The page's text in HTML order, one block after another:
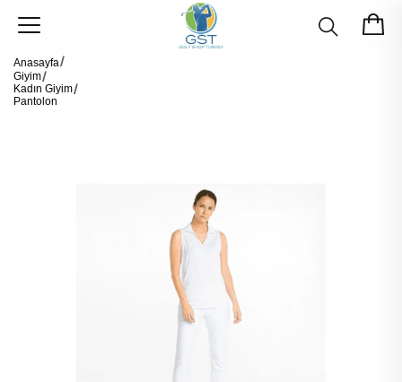
Anasayfa
Giyim
Kadın Giyim
Pantolon